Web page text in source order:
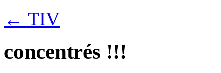
← TIV
concentrés !!!